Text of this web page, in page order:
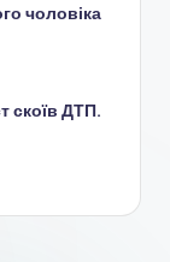
чоловіка
скоїв ДТП.